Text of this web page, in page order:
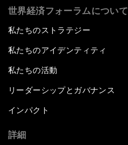
世界経済フォーラムについて
私たちのストラテジー
私たちのアイデンティティ
私たちの活動
リーダーシップとガバナンス
インパクト
詳細